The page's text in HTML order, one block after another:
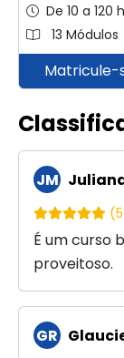
De 10 a 120
13 Módulos
Matricule-
JM
É um curso
proveitoso.
GR